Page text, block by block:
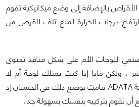
الأقراص بالإضافة إلى وضع ميكانيكية تقوم
درجات الحرارة لمنع تلف القرص من
اللوحات الأم على شكل منافذ تحتوى
، ولكن ماذا إذا كنت تمتلك لوحة أم لا
تحتوى على مشتت ، شركة ADATA قامت بوضع ذلك فى الحسبان إذ
تقوم بتركيبه بنفسك بسهولة جداً.